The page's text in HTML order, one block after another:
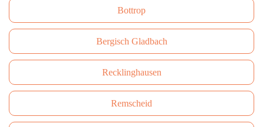
Bottrop
Bergisch Gladbach
Recklinghausen
Remscheid